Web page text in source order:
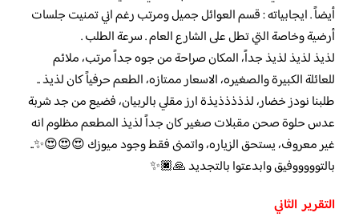
أيضاً . ايجابياته : قسم العوائل جميل ومرتب رغم اني تمنيت جلسات
أرضية وخاصة التي تطل على الشارع العام . سرعة الطلب .
لذيذ لذيذ لذيذ جداً، المكان صراحة من جوه جداً مرتب، ملائم
للعائلة الكبيرة والصغيره، الاسعار ممتازه، الطعم حرفياً كان لذيذ ..
طلبنا نودز خضار، لذذذذذيذة ارز مقلي بالربيان، فضيع من جد شربة
عدس حلوة صحن مقبلات صغير كان جداً لذيذ المطعم مظلوم انه
غير معروف، يستحق الزياره، واتمنى فقط وجود ميوزك 😍😍😍✨..
بالتوووووفيق وابدعتوا بالتجديد 🙏🏿✨
التقرير الثاني